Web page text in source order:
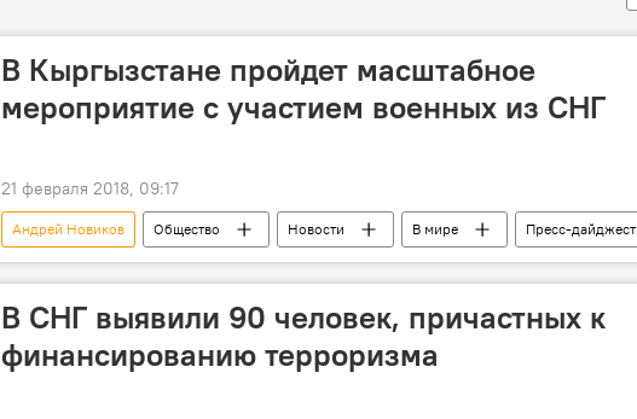
В Кыргызстане пройдет масштабное
мероприятие с участием военных из СНГ
21 февраля 2018, 09:17
Андрей Новиков Общество Новости В мире
Пресс-дайджест
Антитеррористический центр стран СНГ
учения Кыргызстан
В СНГ выявили 90 человек, причастных к
финансированию терроризма